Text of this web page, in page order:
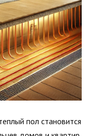
пол становится